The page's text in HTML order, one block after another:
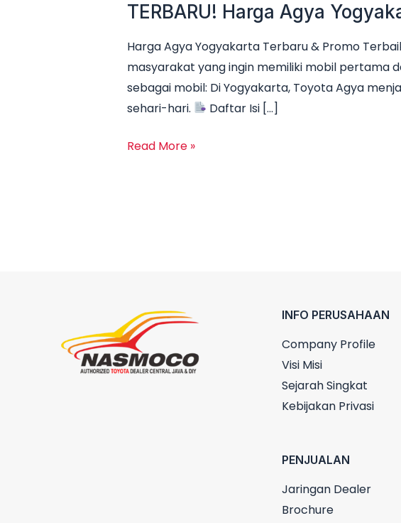
TERBARU! Harga Agya
Harga Agya Yogyakarta Terbaru & Promo
masyarakat yang ingin memiliki mobil pertama
sebagai mobil: Di Yogyakarta, Toyota Agya
sehari-hari.
Daftar Isi […]
Read More »
INFO PERUSAHAAN
Company Profile
Visi Misi
Sejarah Singkat
Kebijakan Privasi
PENJUALAN
Jaringan Dealer
Brochure